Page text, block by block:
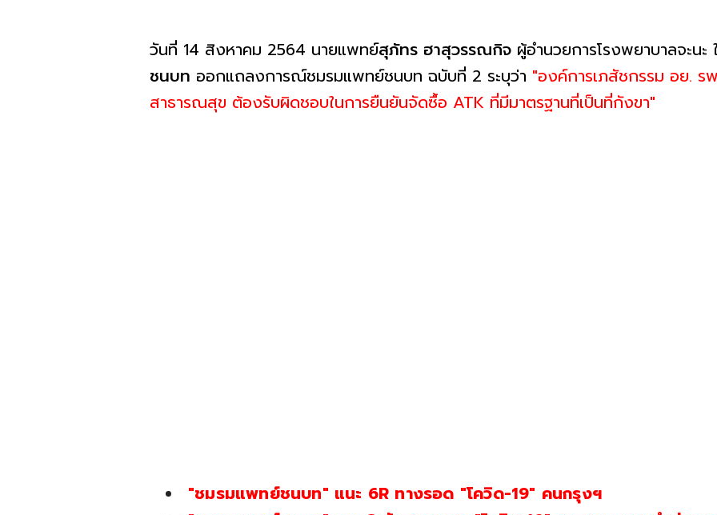
วันที่ 14 สิงหาคม 2564 นายแพทย์สุภัทร ฮาสุวรรณกิจ ผู้อำนวยการโรงพยาบาลจะนะ
ชนบท ออกแถลงการณ์ชมรมแพทย์ชนบท ฉบับที่ 2 ระบุว่า "องค์การเภสัชกรรม อย. ร
สาธารณสุข ต้องรับผิดชอบในการยืนยันจัดซื้อ ATK ที่มีมาตรฐานที่เป็นที่กังขา"
"ชมรมแพทย์ชนบท" แนะ 6R ทางรอด "โควิด-19" คนกรุงฯ